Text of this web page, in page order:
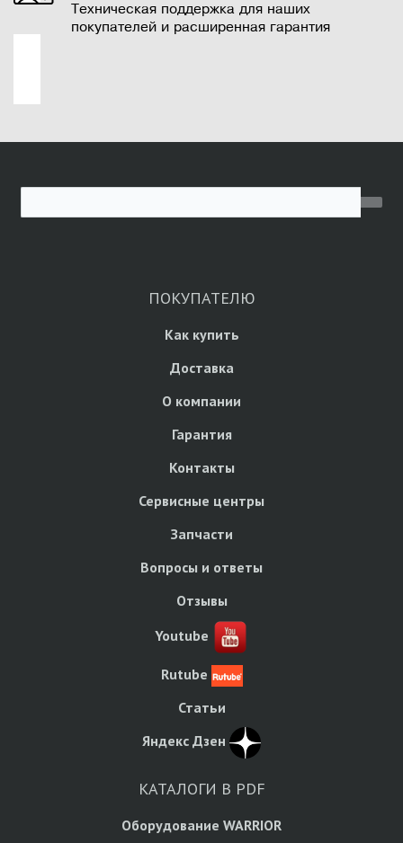
Техническая поддержка для наших
покупателей и расширенная гарантия
ПОКУПАТЕЛЮ
Как купить
Доставка
О компании
Гарантия
Контакты
Сервисные центры
Запчасти
Вопросы и ответы
Отзывы
Youtube
Rutube
Статьи
Яндекс Дзен
КАТАЛОГИ В PDF
Оборудование WARRIOR